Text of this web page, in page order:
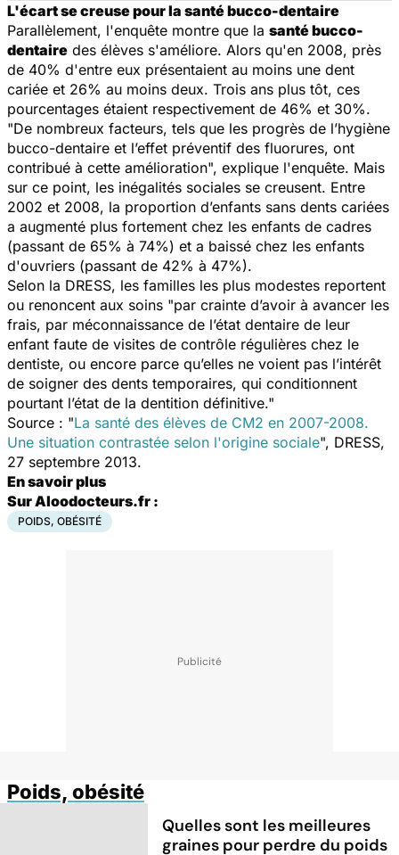
L'écart se creuse pour la santé bucco-dentaire
Parallèlement, l'enquête montre que la santé bucco-
dentaire des élèves s'améliore. Alors qu'en 2008, près
de 40% d'entre eux présentaient au moins une dent
cariée et 26% au moins deux. Trois ans plus tôt, ces
pourcentages étaient respectivement de 46% et 30%.
"De nombreux facteurs, tels que les progrès de l’hygiène
bucco-dentaire et l’effet préventif des fluorures, ont
contribué à cette amélioration", explique l'enquête. Mais
sur ce point, les inégalités sociales se creusent. Entre
2002 et 2008, la proportion d’enfants sans dents cariées
a augmenté plus fortement chez les enfants de cadres
(passant de 65% à 74%) et a baissé chez les enfants
d'ouvriers (passant de 42% à 47%).
Selon la DRESS, les familles les plus modestes reportent
ou renoncent aux soins "par crainte d’avoir à avancer les
frais, par méconnaissance de l’état dentaire de leur
enfant faute de visites de contrôle régulières chez le
dentiste, ou encore parce qu’elles ne voient pas l’intérêt
de soigner des dents temporaires, qui conditionnent
pourtant l’état de la dentition définitive."
Source : "La santé des élèves de CM2 en 2007-2008.
Une situation contrastée selon l'origine sociale", DRESS,
27 septembre 2013.
En savoir plus
Sur Aloodocteurs.fr :
POIDS, OBÉSITÉ
Poids, obésité
Quelles sont les meilleures
graines pour perdre du poids